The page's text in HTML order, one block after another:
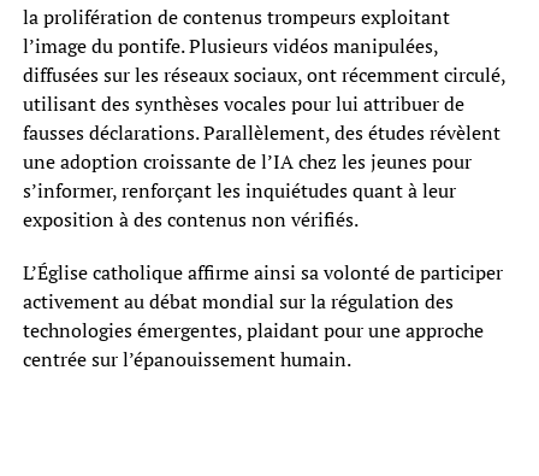
la prolifération de contenus trompeurs exploitant
l’image du pontife. Plusieurs vidéos manipulées,
diffusées sur les réseaux sociaux, ont récemment circulé,
utilisant des synthèses vocales pour lui attribuer de
fausses déclarations. Parallèlement, des études révèlent
une adoption croissante de l’IA chez les jeunes pour
s’informer, renforçant les inquiétudes quant à leur
exposition à des contenus non vérifiés.
L’Église catholique affirme ainsi sa volonté de participer
activement au débat mondial sur la régulation des
technologies émergentes, plaidant pour une approche
centrée sur l’épanouissement humain.